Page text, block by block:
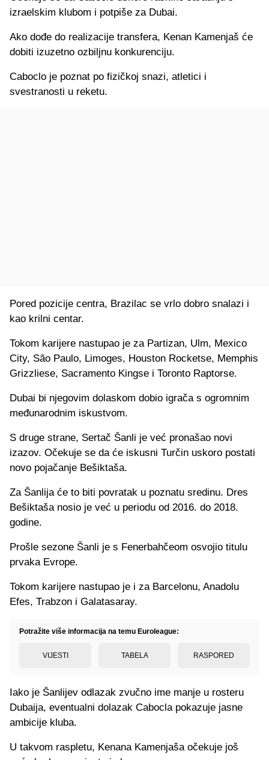
izraelskim klubom i potpiše za Dubai.
Ako dođe do realizacije transfera, Kenan Kamenjaš će
dobiti izuzetno ozbiljnu konkurenciju.
Caboclo je poznat po fizičkoj snazi, atletici i
svestranosti u reketu.
Pored pozicije centra, Brazilac se vrlo dobro snalazi i
kao krilni centar.
Tokom karijere nastupao je za Partizan, Ulm, Mexico
City, São Paulo, Limoges, Houston Rocketse, Memphis
Grizzliese, Sacramento Kingse i Toronto Raptorse.
Dubai bi njegovim dolaskom dobio igrača s ogromnim
međunarodnim iskustvom.
S druge strane, Sertač Šanli je već pronašao novi
izazov. Očekuje se da će iskusni Turčin uskoro postati
novo pojačanje Bešiktaša.
Za Šanlija će to biti povratak u poznatu sredinu. Dres
Bešiktaša nosio je već u periodu od 2016. do 2018.
godine.
Prošle sezone Šanli je s Fenerbahčeom osvojio titulu
prvaka Evrope.
Tokom karijere nastupao je i za Barcelonu, Anadolu
Efes, Trabzon i Galatasaray.
Potražite više informacija na temu Euroleague:
VIJESTI TABELA RASPORED
Iako je Šanlijev odlazak zvučno ime manje u rosteru
Dubaija, eventualni dolazak Cabocla pokazuje jasne
ambicije kluba.
U takvom raspletu, Kenana Kamenjaša očekuje još